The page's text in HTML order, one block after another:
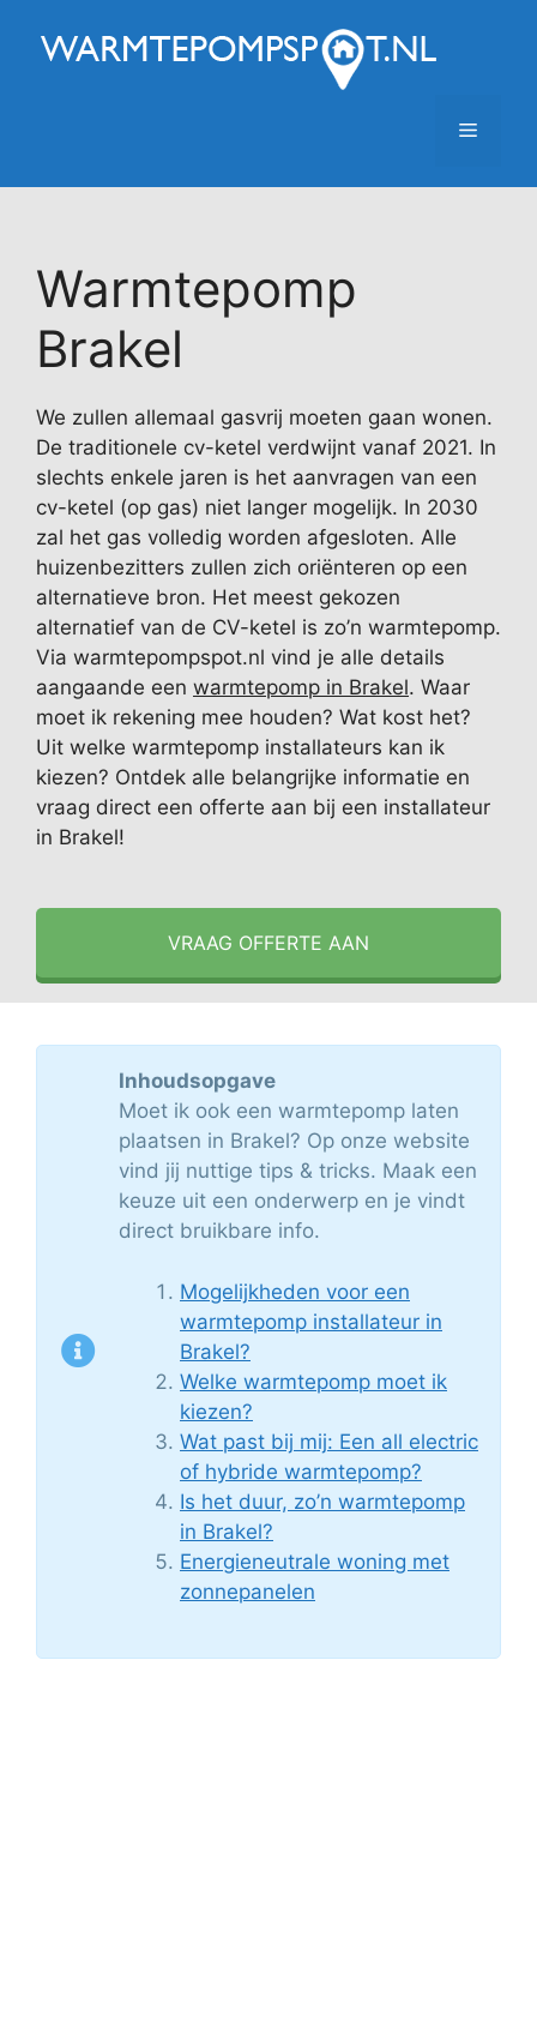
naar
Menu
Warmtepomp
Brakel
We zullen allemaal gasvrij moeten gaan wonen.
De traditionele cv-ketel verdwijnt vanaf 2021. In
slechts enkele jaren is het aanvragen van een
cv-ketel (op gas) niet langer mogelijk. In 2030
zal het gas volledig worden afgesloten. Alle
huizenbezitters zullen zich oriënteren op een
alternatieve bron. Het meest gekozen
alternatief van de CV-ketel is zo’n warmtepomp.
Via warmtepompspot.nl vind je alle details
aangaande een warmtepomp in Brakel. Waar
moet ik rekening mee houden? Wat kost het?
Uit welke warmtepomp installateurs kan ik
kiezen? Ontdek alle belangrijke informatie en
vraag direct een offerte aan bij een installateur
in Brakel!
VRAAG OFFERTE AAN
Inhoudsopgave
Moet ik ook een warmtepomp laten
plaatsen in Brakel? Op onze website
vind jij nuttige tips & tricks. Maak een
keuze uit een onderwerp en je vindt
direct bruikbare info.
Mogelijkheden voor een
warmtepomp installateur in
Brakel?
Welke warmtepomp moet ik
kiezen?
Wat past bij mij: Een all electric
of hybride warmtepomp?
Is het duur, zo’n warmtepomp
in Brakel?
Energieneutrale woning met
zonnepanelen